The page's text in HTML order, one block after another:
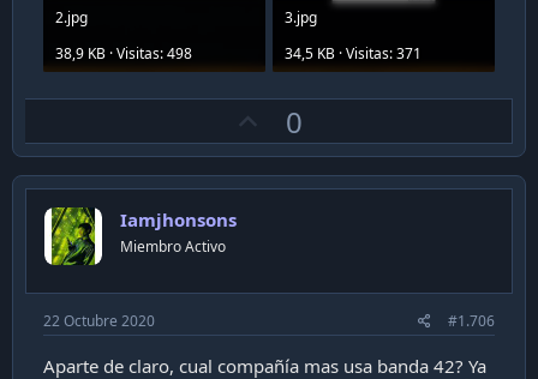
2.jpg
38,9 KB · Visitas: 498
3.jpg
34,5 KB · Visitas: 371
p
v
0
Iamjhonsons
Miembro Activo
22 Octubre 2020 #1.706
Aparte de claro, cual compañía mas usa banda 42? Ya